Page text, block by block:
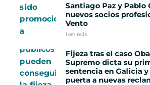
Santiago Paz y Pablo
nuevos socios
Vento
Leer más
Fijeza tras el caso
Supremo dicta su
sentencia en Galicia y
puerta a nuevas